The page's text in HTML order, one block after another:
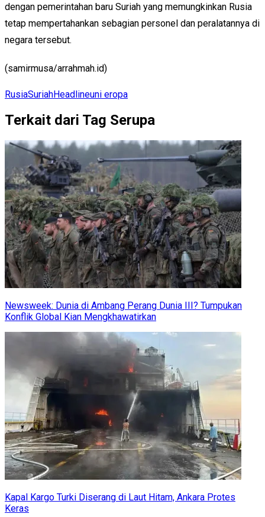
dengan pemerintahan baru Suriah yang memungkinkan Rusia
tetap mempertahankan sebagian personel dan peralatannya di
negara tersebut.
(samirmusa/arrahmah.id)
RusiaSuriahHeadlineuni eropa
Terkait dari Tag Serupa
Newsweek: Dunia di Ambang Perang Dunia III? Tumpukan
Konflik Global Kian Mengkhawatirkan
Kapal Kargo Turki Diserang di Laut Hitam, Ankara Protes
Keras